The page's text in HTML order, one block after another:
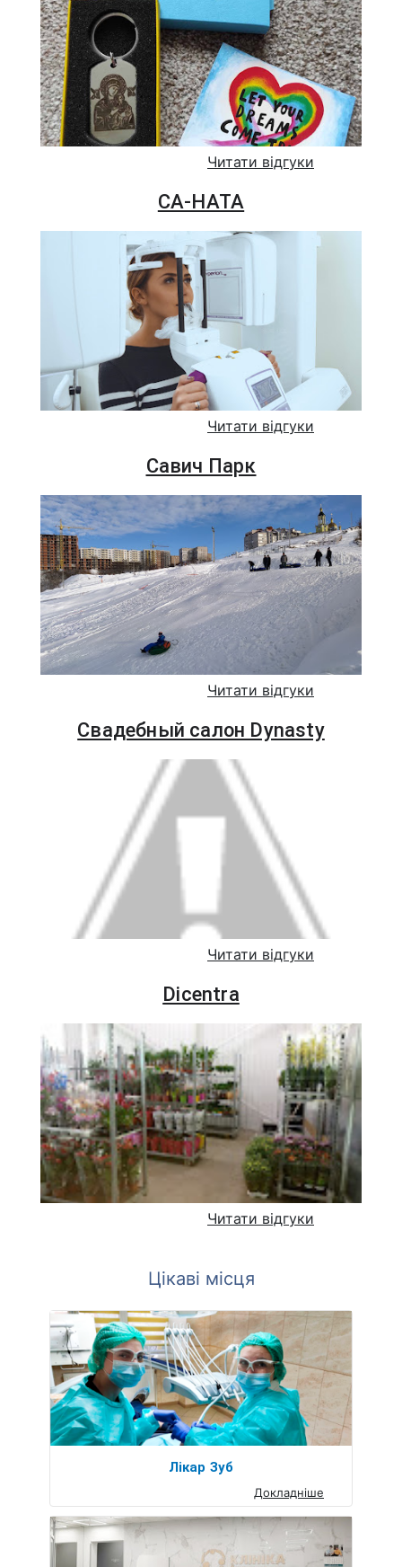
Читати відгуки
СА-НАТА
Читати відгуки
Савич Парк
Читати відгуки
Свадебный салон Dynasty
Читати відгуки
Dicentra
Читати відгуки
Цікаві місця
Лікар Зуб
Докладніше